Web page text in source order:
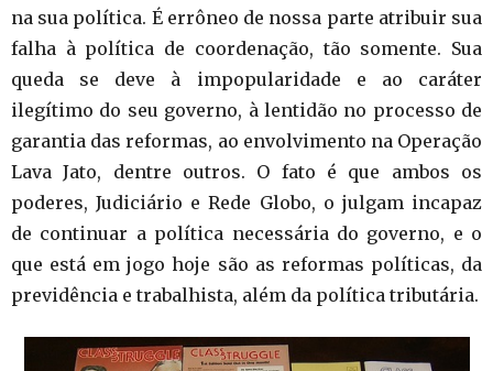
na sua política. É errôneo de nossa parte atribuir sua
falha à política de coordenação, tão somente. Sua
queda se deve à impopularidade e ao caráter
ilegítimo do seu governo, à lentidão no processo de
garantia das reformas, ao envolvimento na Operação
Lava Jato, dentre outros. O fato é que ambos os
poderes, Judiciário e Rede Globo, o julgam incapaz
de continuar a política necessária do governo, e o
que está em jogo hoje são as reformas políticas, da
previdência e trabalhista, além da política tributária.